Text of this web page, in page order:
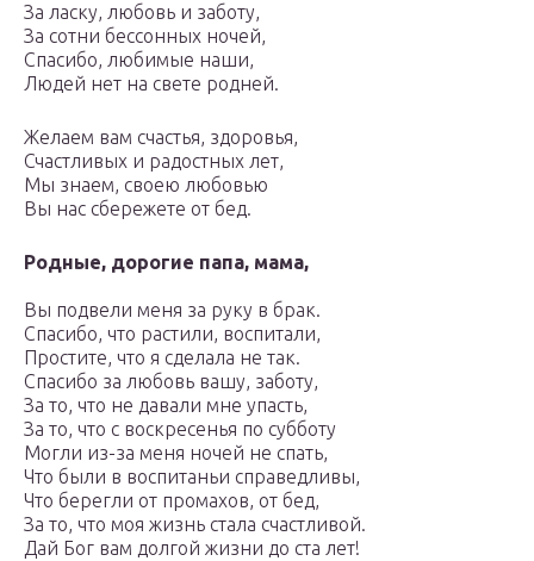
За ласку, любовь и заботу,
За сотни бессонных ночей,
Спасибо, любимые наши,
Людей нет на свете родней.
Желаем вам счастья, здоровья,
Счастливых и радостных лет,
Мы знаем, своею любовью
Вы нас сбережете от бед.
Родные, дорогие папа, мама,
Вы подвели меня за руку в брак.
Спасибо, что растили, воспитали,
Простите, что я сделала не так.
Спасибо за любовь вашу, заботу,
За то, что не давали мне упасть,
За то, что с воскресенья по субботу
Могли из-за меня ночей не спать,
Что были в воспитаньи справедливы,
Что берегли от промахов, от бед,
За то, что моя жизнь стала счастливой.
Дай Бог вам долгой жизни до ста лет!